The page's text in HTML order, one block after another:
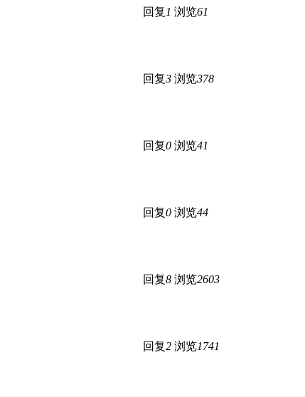
回复 1 浏览61
回复3 浏览378
回复0 浏览41
回复0 浏览44
回复8 浏览2603
回复2 浏览1741